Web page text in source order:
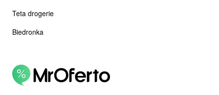
Teta drogerie
Biedronka